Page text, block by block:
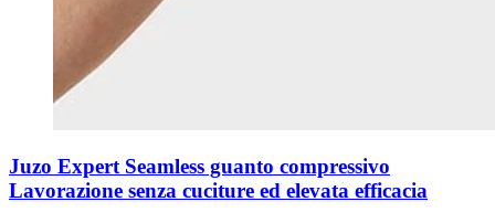
Juzo Expert Seamless guanto compressivo
Lavorazione senza cuciture ed elevata efficacia